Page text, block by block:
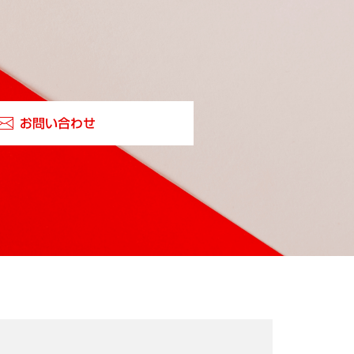
お問い合わせ